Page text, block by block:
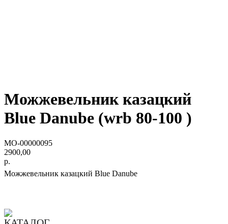
Можжевельник казацкий
Blue Danube (wrb 80-100 )
МО-00000095
2900,00
р.
Можжевельник казацкий Blue Danube